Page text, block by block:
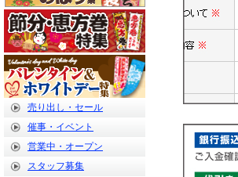
売り出し・セール
催事・イベント
営業中・オープン
スタッフ募集